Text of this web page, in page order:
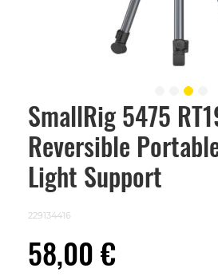
SmallRig 5475
Reversible
Light Support
229134416
58,00 €
Skip
beginning
images